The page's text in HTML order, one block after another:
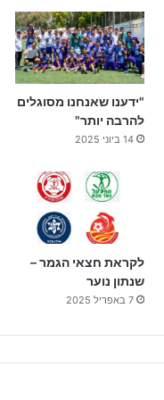
"ידענו שאנחנו מסוגלים
להרבה יותר"
14 ביוני 2025
לקראת חצאי הגמר –
שנתון נוער
7 באפריל 2025